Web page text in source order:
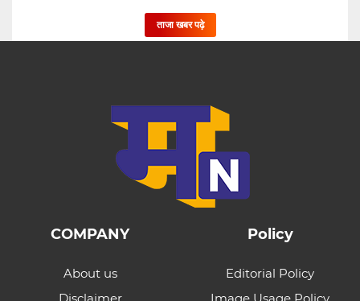
ताजा खबर पढ़े
COMPANY
About us
Policy
Editorial Policy